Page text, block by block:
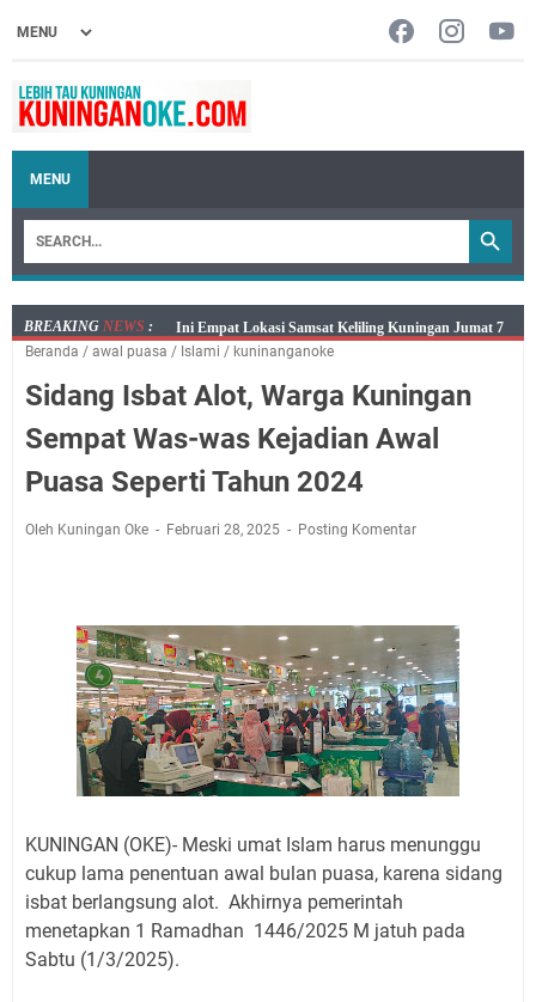
MENU
BREAKING NEWS :
Jumat 7 Agustus 2026 Mobil SIM Keliling Ada di
Kecamatan Sindangagung
Embun Pagi Jumat 8 Agustus 2026: Jika Keberkahan
Kelaparan Meskipun Memiliki Sekarung Penuh Uang
Salat Lima Waktu itu Bukan Cuma Kewajiban, Tapi
Jadwal Salat Wilayah Kuningan Jumat 7 Agustus 2026
Warga Mulai Kesulitan Air Bersih Akibat Kekeringan,
Polres Kuningan dan PAM Tirta Kamuning Salurakan
12 Ribu Liter
Uniku Jadi Tuan Rumah Pendampingan Penyusunan
Dokumen SPMI
Sudahkah Kita Merdeka Dari Hawa Nafsu?
Agustus 2026, Daging Naik, Telur Turun
Agenda Kegiatan Bupati Kuningan Jumat 7 Agustus
2026 Ada Tiga, Tapi yang Bakal Dihadiri Hanya Satu
Ini Empat Lokasi Samsat Keliling Kuningan Jumat 7
Beranda / awal puasa / Islami / kuninanganoke
Sidang Isbat Alot, Warga Kuningan
Sempat Was-was Kejadian Awal
Puasa Seperti Tahun 2024
Oleh Kuningan Oke Februari 28, 2025 Posting Komentar
KUNINGAN (OKE)- Meski umat Islam harus menunggu
cukup lama penentuan awal bulan puasa, karena sidang
isbat berlangsung alot. Akhirnya pemerintah
menetapkan 1 Ramadhan 1446/2025 M jatuh pada
Sabtu (1/3/2025).